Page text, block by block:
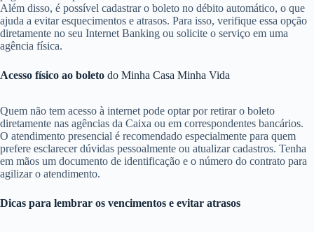
Além disso, é possível cadastrar o boleto no débito automático, o que
ajuda a evitar esquecimentos e atrasos. Para isso, verifique essa opção
diretamente no seu Internet Banking ou solicite o serviço em uma
agência física.
Acesso físico ao boleto do Minha Casa Minha Vida
Quem não tem acesso à internet pode optar por retirar o boleto
diretamente nas agências da Caixa ou em correspondentes bancários.
O atendimento presencial é recomendado especialmente para quem
prefere esclarecer dúvidas pessoalmente ou atualizar cadastros. Tenha
em mãos um documento de identificação e o número do contrato para
agilizar o atendimento.
Dicas para lembrar os vencimentos e evitar atrasos